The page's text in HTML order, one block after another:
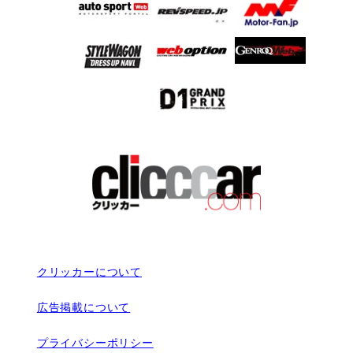
クリッカーについて
広告掲載について
プライバシーポリシー